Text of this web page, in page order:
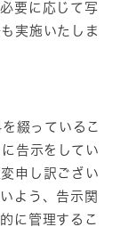
要に応じて写
実施いたしま
綴っているこ
告示をしてい
申し訳ござい
よう、告示関
に管理するこ